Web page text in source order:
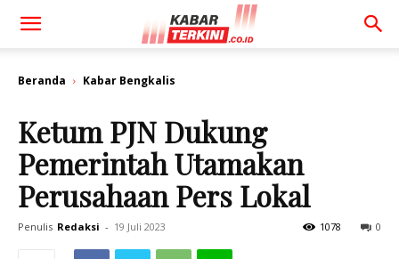
Beranda Kabar Bengkalis
Ketum PJN Dukung
Pemerintah Utamakan
Perusahaan Pers Lokal
Penulis Redaksi - 19 Juli 2023 0
1078